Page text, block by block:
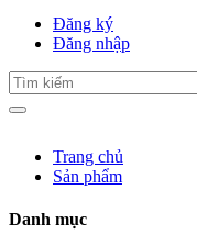
Đăng ký
Đăng nhập
Trang chủ
Sản phẩm
Danh mục